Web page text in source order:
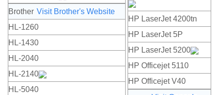
Brother Visit Brother's Website
HL-1260
HL-1430
HL-2040
HL-2140
HL-5040
HP LaserJet 4200tn
HP LaserJet 5P
HP LaserJet 5200
HP Officejet 5110
HP Officejet V40